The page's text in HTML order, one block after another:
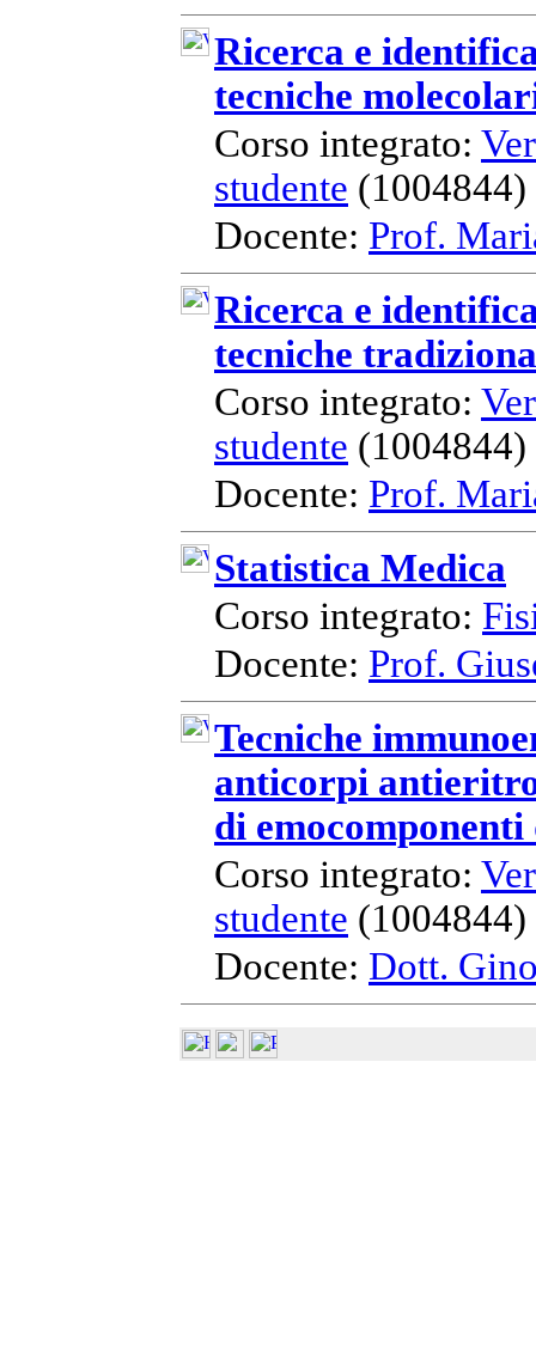
Ricerca e
tecniche
Corso integrato:
studente (1004844)
Docente: Prof.
Ricerca e
tecniche
Corso integrato:
studente (1004844)
Docente: Prof.
Statistica Medica
Corso integrato:
Docente: Prof.
Tecniche
anticorpi
di
Corso integrato:
studente (1004844)
Docente: Dott.